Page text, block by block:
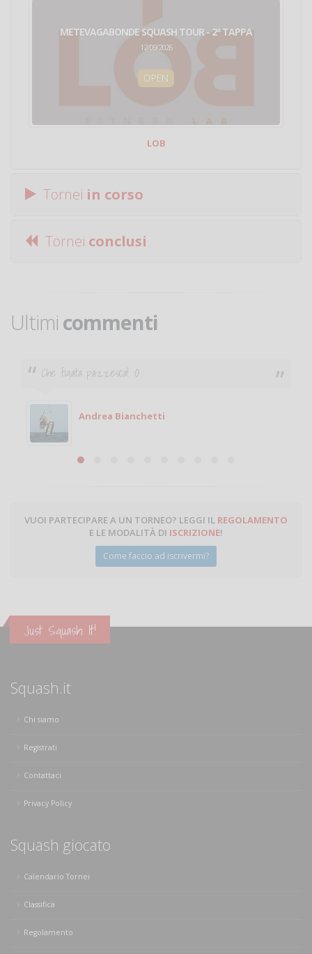
METEVAGABONDE SQUASH TOUR - 2ª TAPPA
12/09/2026
OPEN
LOB
Tornei in corso
Tornei conclusi
Ultimi commenti
Ciao. Sono a Treviglio da poco e vorrei tornare a
giocare. Se sei in zona e puoi giocare fammi sapere.
Michele
Michele Miglionico
VUOI PARTECIPARE A UN TORNEO? LEGGI IL REGOLAMENTO
E LE MODALITÀ DI ISCRIZIONE!
Come faccio ad iscrivermi?
Just Squash It!
Squash.it
Chi siamo
Registrati
Contattaci
Privacy Policy
Squash giocato
Calendario Tornei
Classifica
Regolamento